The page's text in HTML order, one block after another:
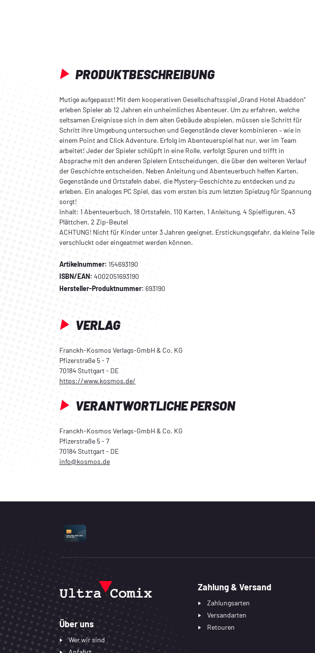
PRODUKTBESCHREIBUNG
Mutige aufgepasst! Mit dem kooperativen Gesellschaftsspiel „Grand Hotel Abaddon“
erleben Spieler ab 12 Jahren ein unheimliches Abenteuer. Um zu erfahren, welche
seltsamen Ereignisse sich in dem alten Gebäude abspielen, müssen sie Schritt für
Schritt ihre Umgebung untersuchen und Gegenstände clever kombinieren – wie in
einem Point and Click Adventure. Erfolg im Abenteuerspiel hat nur, wer im Team
arbeitet! Jeder der Spieler schlüpft in eine Rolle, verfolgt Spuren und trifft in
Absprache mit den anderen Spielern Entscheidungen, die über den weiteren Verlauf
der Geschichte entscheiden. Neben Anleitung und Abenteuerbuch helfen Karten,
Gegenstände und Ortstafeln dabei, die Mystery-Geschichte zu entdecken und zu
erleben. Ein analoges PC Spiel, das vom ersten bis zum letzten Spielzug für Spannung
sorgt!
Inhalt: 1 Abenteuerbuch, 18 Ortstafeln, 110 Karten, 1 Anleitung, 4 Spielfiguren, 43
Plättchen, 2 Zip-Beutel
ACHTUNG! Nicht für Kinder unter 3 Jahren geeignet. Erstickungsgefahr, da kleine Teile
verschluckt oder eingeatmet werden können.
Artikelnummer: 154693190
ISBN/EAN: 4002051693190
Hersteller-Produktnummer: 693190
VERLAG
Franckh-Kosmos Verlags-GmbH & Co. KG
Pfizerstraße 5 - 7
70184 Stuttgart - DE
https://www.kosmos.de/
VERANTWORTLICHE PERSON
Franckh-Kosmos Verlags-GmbH & Co. KG
Pfizerstraße 5 - 7
70184 Stuttgart - DE
info@kosmos.de
UNTERSTÜTZTE ZAHLUNGSARTEN
Über uns
Wer wir sind
Zahlung & Versand
Zahlungsarten
Versandarten
Retouren